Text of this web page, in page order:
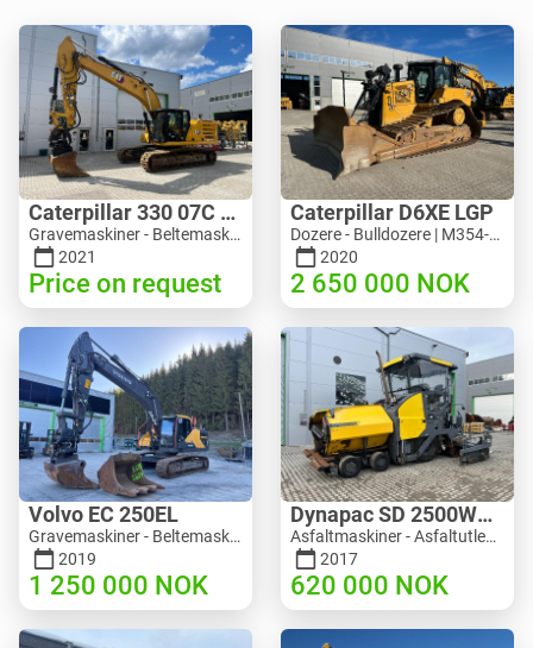
Caterpillar 330 07C Next Gen
Gravemaskiner - Beltemaskin | M816-4487 | 10356
2021
Price on request
Caterpillar D6XE LGP
Dozere - Bulldozere | M354-6704 | 35056
2020
2 650 000 NOK
Volvo EC 250EL
Gravemaskiner - Beltemaskin | M981-8871 | RGTR26024
2019
1 250 000 NOK
Dynapac SD 2500WS Asfaltutlegger
Asfaltmaskiner - Asfaltutleggere | M094-8272 | RGTR26011
2017
620 000 NOK